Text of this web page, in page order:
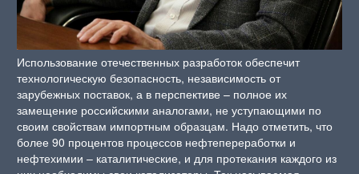
Использование отечественных разработок обеспечит
технологическую безопасность, независимость от
зарубежных поставок, а в перспективе – полное их
замещение российскими аналогами, не уступающими по
своим свойствам импортным образцам. Надо отметить, что
более 90 процентов процессов нефтепереработки и
нефтехимии – каталитические, и для протекания каждого из